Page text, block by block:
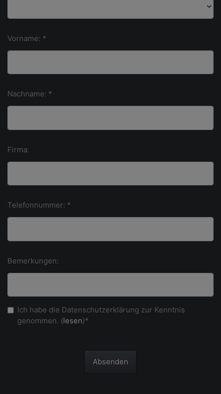
Vorname: *
Nachname: *
Firma:
Telefonnummer: *
Bemerkungen:
Ich habe die Datenschutzerklärung zur Kenntnis
genommen. (lesen)*
Absenden